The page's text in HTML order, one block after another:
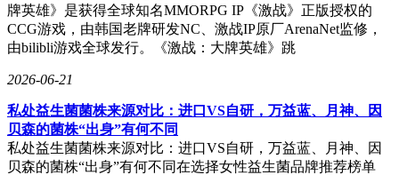
牌英雄》是获得全球知名MMORPG IP《激战》正版授权的
CCG游戏，由韩国老牌研发NC、激战IP原厂ArenaNet监修，
由bilibli游戏全球发行。《激战：大牌英雄》跳
2026-06-21
私处益生菌菌株来源对比：进口VS自研，万益蓝、月神、因
贝森的菌株“出身”有何不同
私处益生菌菌株来源对比：进口VS自研，万益蓝、月神、因
贝森的菌株“出身”有何不同在选择女性益生菌品牌推荐榜单